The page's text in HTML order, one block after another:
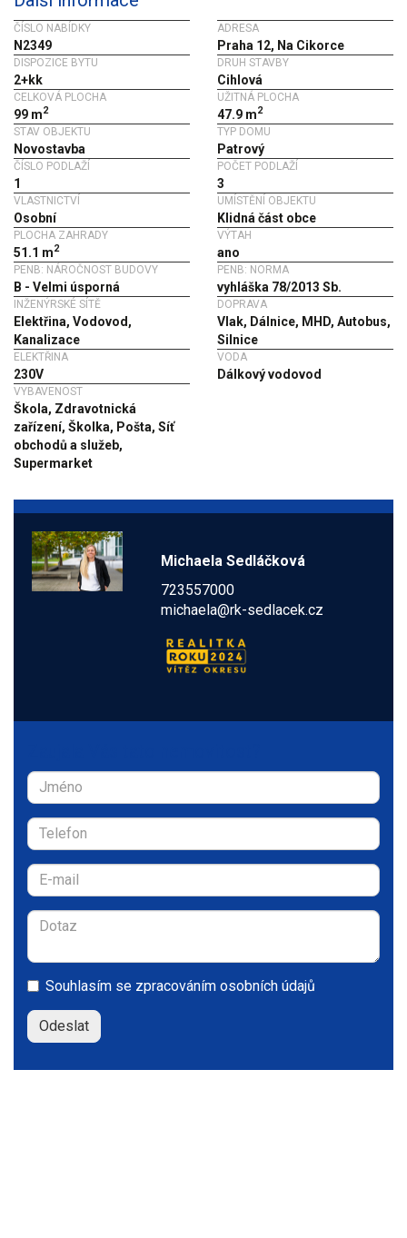
ČÍSLO NABÍDKY
N2349
ADRESA
Praha 12, Na Cikorce
DISPOZICE BYTU
2+kk
DRUH STAVBY
Cihlová
CELKOVÁ PLOCHA
99 m2
UŽITNÁ PLOCHA
47.9 m2
STAV OBJEKTU
Novostavba
TYP DOMU
Patrový
ČÍSLO PODLAŽÍ
1
POČET PODLAŽÍ
3
VLASTNICTVÍ
Osobní
UMÍSTĚNÍ OBJEKTU
Klidná část obce
PLOCHA ZAHRADY
51.1 m2
VÝTAH
ano
PENB: NÁROČNOST BUDOVY
B - Velmi úsporná
PENB: NORMA
vyhláška 78/2013 Sb.
INŽENÝRSKÉ SÍTĚ
Elektřina, Vodovod,
Kanalizace
DOPRAVA
Vlak, Dálnice, MHD, Autobus,
Silnice
ELEKTŘINA
230V
VODA
Dálkový vodovod
VYBAVENOST
Škola, Zdravotnická
zařízení, Školka, Pošta, Síť
obchodů a služeb,
Supermarket
Michaela Sedláčková
723557000
michaela@rk-sedlacek.cz
Souhlasím se zpracováním osobních údajů